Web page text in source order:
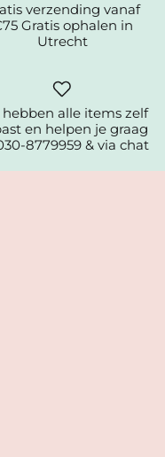
verzending vanaf
Gratis ophalen in
Utrecht
hebben alle items zelf
en helpen je graag
8779959 & via chat